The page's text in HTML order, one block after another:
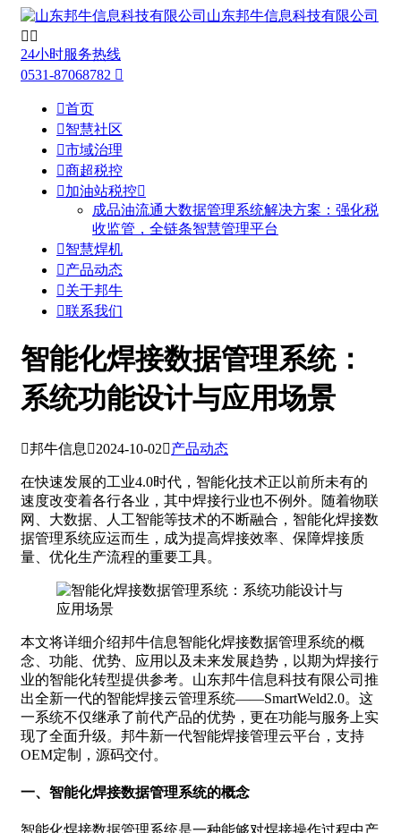
山东邦牛信息科技有限公司
 
24小时服务热线
0531-87068782 
首页
智慧社区
市域治理
商超税控
加油站税控
成品油流通大数据管理系统解决方案：强化税
收监管，全链条智慧管理平台
智慧焊机
产品动态
关于邦牛
联系我们
智能化焊接数据管理系统：
系统功能设计与应用场景
邦牛信息 2024-10-02产品动态
在快速发展的工业4.0时代，智能化技术正以前所未有的
速度改变着各行各业，其中焊接行业也不例外。随着物联
网、大数据、人工智能等技术的不断融合，智能化焊接数
据管理系统应运而生，成为提高焊接效率、保障焊接质
量、优化生产流程的重要工具。
本文将详细介绍邦牛信息智能化焊接数据管理系统的概
念、功能、优势、应用以及未来发展趋势，以期为焊接行
业的智能化转型提供参考。山东邦牛信息科技有限公司推
出全新一代的智能焊接云管理系统——SmartWeld2.0。这
一系统不仅继承了前代产品的优势，更在功能与服务上实
现了全面升级。邦牛新一代智能焊接管理云平台，支持
OEM定制，源码交付。
一、智能化焊接数据管理系统的概念